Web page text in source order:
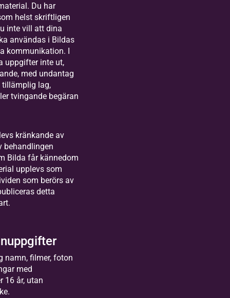
Du har
helst skriftligen
inte vill att dina
användas i Bildas
kommunikation. I
uppgifter inte ut,
med undantag
lag,
tvingande begäran
kränkande av
behandlingen
Bilda får kännedom
upplevs som
som berörs av
detta
namn, filmer, foton
med
16 år, utan